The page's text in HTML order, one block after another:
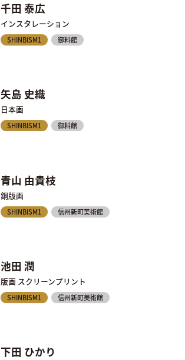
千田 泰広
インスタレーション
SHINBISM1 御料館
矢島 史織
日本画
SHINBISM1 御料館
青山 由貴枝
銅版画
SHINBISM1 信州新町美術館
池田 潤
版画 スクリーンプリント
SHINBISM1 信州新町美術館
下田 ひかり